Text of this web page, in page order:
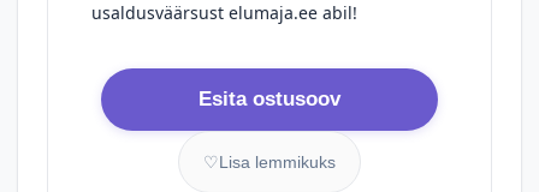
usaldusväärsust elumaja.ee abil!
Esita ostusoov
♡Lisa lemmikuks